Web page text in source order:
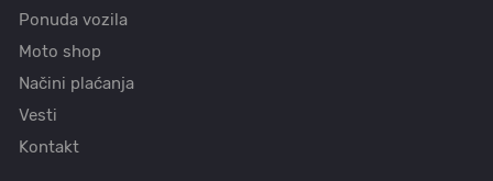
Ponuda vozila
Moto shop
Načini plaćanja
Vesti
Kontakt